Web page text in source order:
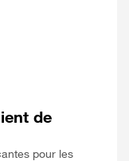
de
pour les